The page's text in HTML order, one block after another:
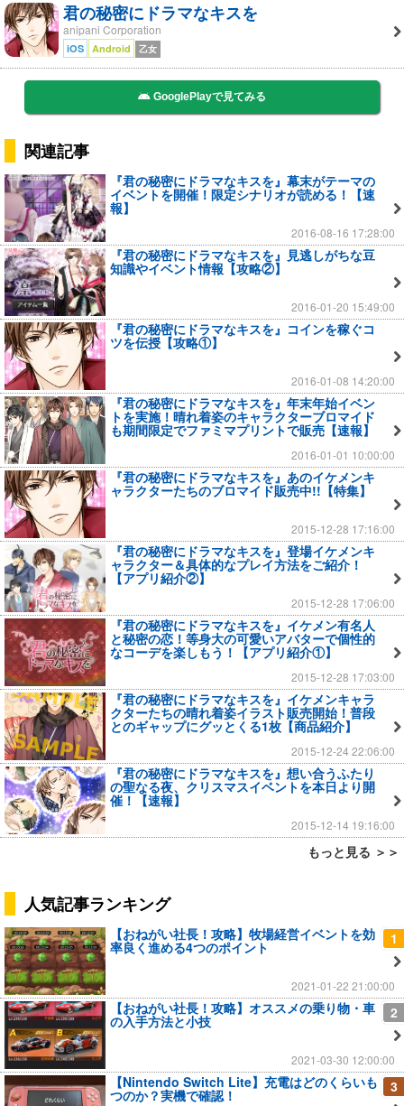
君の秘密にドラマなキスを
anipani Corporation
iOS Android 乙女
GooglePlayで見てみる
関連記事
『君の秘密にドラマなキスを』幕末がテーマの
イベントを開催！限定シナリオが読める！【速
報】
2016-08-16 17:28:00
『君の秘密にドラマなキスを』見逃しがちな豆
知識やイベント情報【攻略②】
2016-01-20 15:49:00
『君の秘密にドラマなキスを』コインを稼ぐコ
ツを伝授【攻略①】
2016-01-08 14:20:00
『君の秘密にドラマなキスを』年末年始イベン
トを実施！晴れ着姿のキャラクターブロマイド
も期間限定でファミマプリントで販売【速報】
2016-01-01 10:00:00
『君の秘密にドラマなキスを』あのイケメンキ
ャラクターたちのブロマイド販売中!!【特集】
2015-12-28 17:16:00
『君の秘密にドラマなキスを』登場イケメンキ
ャラクター＆具体的なプレイ方法をご紹介！
【アプリ紹介②】
2015-12-28 17:06:00
『君の秘密にドラマなキスを』イケメン有名人
と秘密の恋！等身大の可愛いアバターで個性的
なコーデを楽しもう！【アプリ紹介①】
2015-12-28 17:03:00
『君の秘密にドラマなキスを』イケメンキャラ
クターたちの晴れ着姿イラスト販売開始！普段
とのギャップにグッとくる1枚【商品紹介】
2015-12-24 22:06:00
『君の秘密にドラマなキスを』想い合うふたり
の聖なる夜、クリスマスイベントを本日より開
催！【速報】
2015-12-14 19:16:00
もっと見る ＞＞
人気記事ランキング
1
【おねがい社長！攻略】牧場経営イベントを効
率良く進める4つのポイント
2021-01-22 21:00:00
2
【おねがい社長！攻略】オススメの乗り物・車
の入手方法と小技
2021-03-30 12:00:00
3
【Nintendo Switch Lite】充電はどのくらいも
つのか？実機で確認！